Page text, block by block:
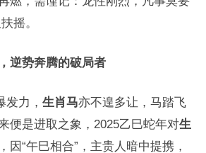
摇。
逆势奔腾的破局者
发力， 生肖马亦不遑多让，马踏飞
便是进取之象，2025乙巳蛇年对生
因“午巳相合”，主贵人暗中提携，